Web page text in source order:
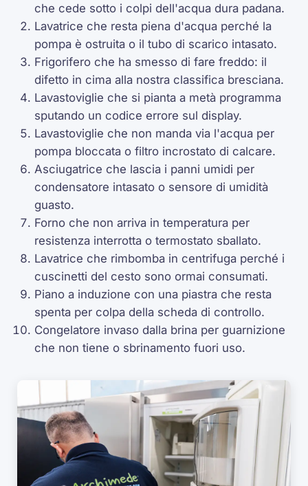
che cede sotto i colpi dell'acqua dura padana.
Lavatrice che resta piena d'acqua perché la
pompa è ostruita o il tubo di scarico intasato.
Frigorifero che ha smesso di fare freddo: il
difetto in cima alla nostra classifica bresciana.
Lavastoviglie che si pianta a metà programma
sputando un codice errore sul display.
Lavastoviglie che non manda via l'acqua per
pompa bloccata o filtro incrostato di calcare.
Asciugatrice che lascia i panni umidi per
condensatore intasato o sensore di umidità
guasto.
Forno che non arriva in temperatura per
resistenza interrotta o termostato sballato.
Lavatrice che rimbomba in centrifuga perché i
cuscinetti del cesto sono ormai consumati.
Piano a induzione con una piastra che resta
spenta per colpa della scheda di controllo.
Congelatore invaso dalla brina per guarnizione
che non tiene o sbrinamento fuori uso.